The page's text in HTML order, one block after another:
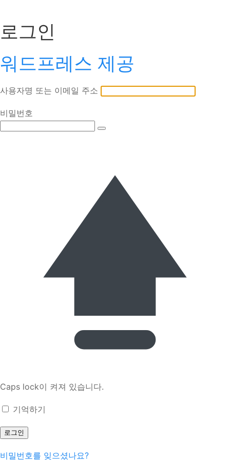
로그인
워드프레스 제공
사용자명 또는 이메일 주소
비밀번호
Caps lock이 켜져 있습니다.
기억하기
비밀번호를 잊으셨나요?